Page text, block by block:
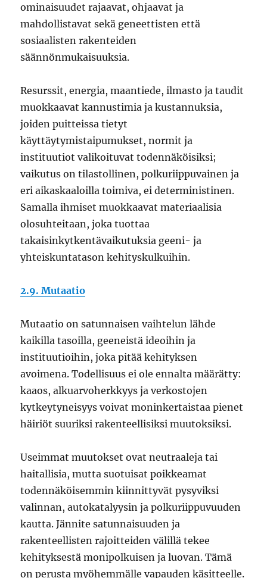
ominaisuudet rajaavat, ohjaavat ja
mahdollistavat sekä geneettisten että
sosiaalisten rakenteiden
säännönmukaisuuksia.
Resurssit, energia, maantiede, ilmasto ja taudit
muokkaavat kannustimia ja kustannuksia,
joiden puitteissa tietyt
käyttäytymistaipumukset, normit ja
instituutiot valikoituvat todennäköisiksi;
vaikutus on tilastollinen, polkuriippuvainen ja
eri aikaskaaloilla toimiva, ei deterministinen.
Samalla ihmiset muokkaavat materiaalisia
olosuhteitaan, joka tuottaa
takaisinkytkentävaikutuksia geeni- ja
yhteiskuntatason kehityskulkuihin.
2.9. Mutaatio
Mutaatio on satunnaisen vaihtelun lähde
kaikilla tasoilla, geeneistä ideoihin ja
instituutioihin, joka pitää kehityksen
avoimena. Todellisuus ei ole ennalta määrätty:
kaaos, alkuarvoherkkyys ja verkostojen
kytkeytyneisyys voivat moninkertaistaa pienet
häiriöt suuriksi rakenteellisiksi muutoksiksi.
Useimmat muutokset ovat neutraaleja tai
haitallisia, mutta suotuisat poikkeamat
todennäköisemmin kiinnittyvät pysyviksi
valinnan, autokatalyysin ja polkuriippuvuuden
kautta. Jännite satunnaisuuden ja
rakenteellisten rajoitteiden välillä tekee
kehityksestä monipolkuisen ja luovan. Tämä
on perusta myöhemmälle vapauden käsitteelle.